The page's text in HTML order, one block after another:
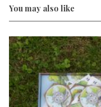
You may also like